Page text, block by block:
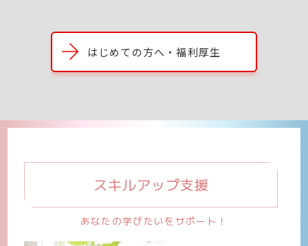
はじめての方へ・福利厚生
スキルアップ支援
あなたの学びたいをサポート！